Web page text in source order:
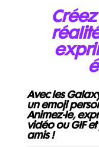
Avec les
un emoji
Animez-le,
vidéo ou GIF
amis !